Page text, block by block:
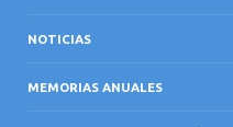
NOTICIAS
MEMORIAS ANUALES